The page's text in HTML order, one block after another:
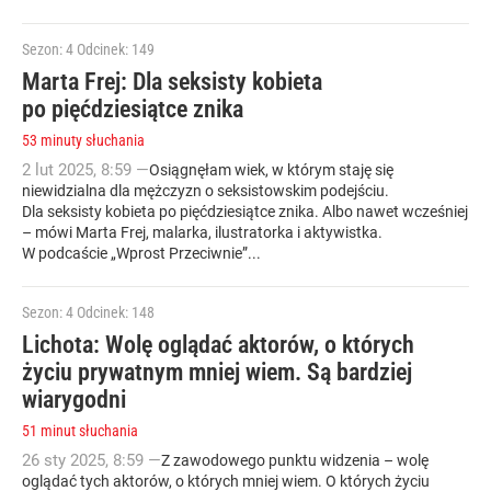
Sezon: 4 Odcinek: 149
Marta Frej: Dla seksisty kobieta
po pięćdziesiątce znika
53 minuty słuchania
2 lut 2025, 8:59 —Osiągnęłam wiek, w którym staję się
niewidzialna dla mężczyzn o seksistowskim podejściu.
Dla seksisty kobieta po pięćdziesiątce znika. Albo nawet wcześniej
– mówi Marta Frej, malarka, ilustratorka i aktywistka.
W podcaście „Wprost Przeciwnie”...
Sezon: 4 Odcinek: 148
Lichota: Wolę oglądać aktorów, o których
życiu prywatnym mniej wiem. Są bardziej
wiarygodni
51 minut słuchania
26 sty 2025, 8:59 —Z zawodowego punktu widzenia – wolę
oglądać tych aktorów, o których mniej wiem. O których życiu